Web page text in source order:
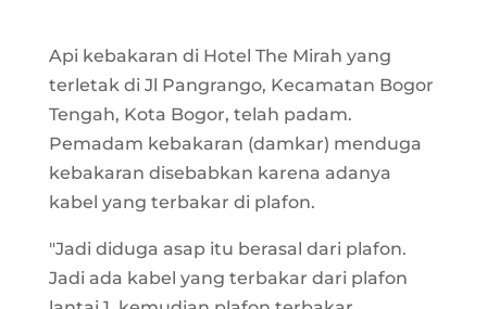
Api kebakaran di Hotel The Mirah yang
terletak di Jl Pangrango, Kecamatan Bogor
Tengah, Kota Bogor, telah padam.
Pemadam kebakaran (damkar) menduga
kebakaran disebabkan karena adanya
kabel yang terbakar di plafon.
"Jadi diduga asap itu berasal dari plafon.
Jadi ada kabel yang terbakar dari plafon